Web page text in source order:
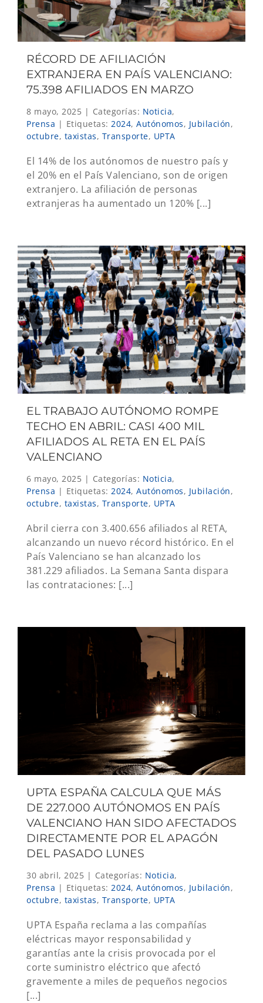
RÉCORD DE AFILIACIÓN
EXTRANJERA EN PAÍS VALENCIANO:
75.398 AFILIADOS EN MARZO
8 mayo, 2025 | Categorías: Noticia,
Prensa | Etiquetas: 2024, Autónomos, Jubilación,
octubre, taxistas, Transporte, UPTA
El 14% de los autónomos de nuestro país y
el 20% en el País Valenciano, son de origen
extranjero. La afiliación de personas
extranjeras ha aumentado un 120% [...]
EL TRABAJO AUTÓNOMO ROMPE
TECHO EN ABRIL: CASI 400 MIL
AFILIADOS AL RETA EN EL PAÍS
VALENCIANO
6 mayo, 2025 | Categorías: Noticia,
Prensa | Etiquetas: 2024, Autónomos, Jubilación,
octubre, taxistas, Transporte, UPTA
Abril cierra con 3.400.656 afiliados al RETA,
alcanzando un nuevo récord histórico. En el
País Valenciano se han alcanzado los
381.229 afiliados. La Semana Santa dispara
las contrataciones: [...]
UPTA ESPAÑA CALCULA QUE MÁS
DE 227.000 AUTÓNOMOS EN PAÍS
VALENCIANO HAN SIDO AFECTADOS
DIRECTAMENTE POR EL APAGÓN
DEL PASADO LUNES
30 abril, 2025 | Categorías: Noticia,
Prensa | Etiquetas: 2024, Autónomos, Jubilación,
octubre, taxistas, Transporte, UPTA
UPTA España reclama a las compañías
eléctricas mayor responsabilidad y
garantías ante la crisis provocada por el
corte suministro eléctrico que afectó
gravemente a miles de pequeños negocios
[...]